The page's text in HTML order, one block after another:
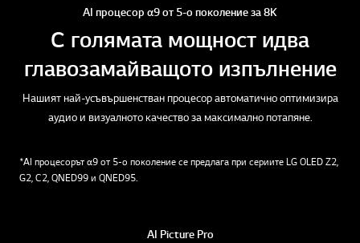
AI процесор α9 от 5-о поколение за 8K
С голямата мощност идва
главозамайващото изпълнение
Нашият най-усъвършенстван процесор автоматично оптимизира
аудио и визуалното качество за максимално потапяне.
*AI процесорът α9 от 5-о поколение се предлага при сериите LG OLED Z2,
G2, C2, QNED99 и QNED95.
AI Picture Pro